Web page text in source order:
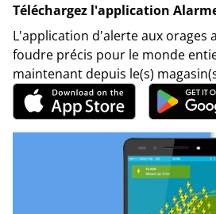
Téléchargez l'application
L'application d'alerte aux orages
foudre précis pour le monde
maintenant depuis le(s)